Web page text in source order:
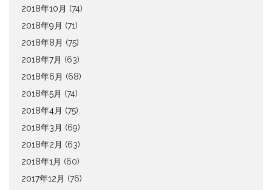
2018年10月 (74)
2018年9月 (71)
2018年8月 (75)
2018年7月 (63)
2018年6月 (68)
2018年5月 (74)
2018年4月 (75)
2018年3月 (69)
2018年2月 (63)
2018年1月 (60)
2017年12月 (76)